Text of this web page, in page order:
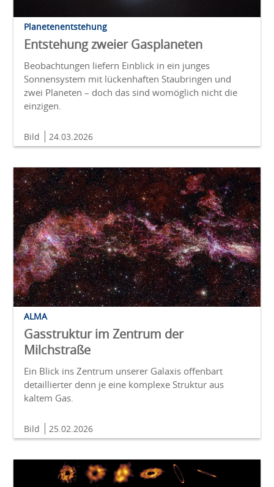
Planetenentstehung
Entstehung zweier Gasplaneten
Beobachtungen liefern Einblick in ein junges
Sonnensystem mit lückenhaften Staubringen und
zwei Planeten – doch das sind womöglich nicht die
einzigen.
Bild 24.03.2026
ALMA
Gasstruktur im Zentrum der
Milchstraße
Ein Blick ins Zentrum unserer Galaxis offenbart
detaillierter denn je eine komplexe Struktur aus
kaltem Gas.
Bild 25.02.2026